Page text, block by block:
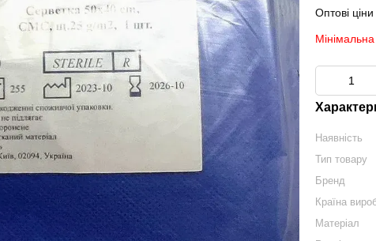
Оптові
Наявність
Тип товару
Бренд
Країна
Матеріал